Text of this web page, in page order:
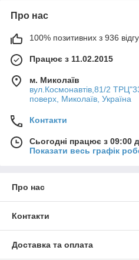
Про нас
100% позитивних з 936
Працює з 11.02.2015
м. Миколаїв
вул.Космонавтів,81/2
поверх, Миколаїв, Україна
Контакти
Сьогодні працює з 09:00
Показати весь графік
Про нас
Контакти
Доставка та оплата